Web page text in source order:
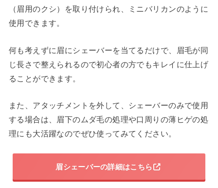
（眉用のクシ）を取り付けられ、ミニバリカンのように
使用できます。
何も考えずに眉にシェーバーを当てるだけで、眉毛が同
じ長さで整えられるので初心者の方でもキレイに仕上げ
ることができます。
また、アタッチメントを外して、シェーバーのみで使用
する場合は、眉下のムダ毛の処理や口周りの薄ヒゲの処
理にも大活躍なのでぜひ使ってみてください。
眉シェーバーの詳細はこちら